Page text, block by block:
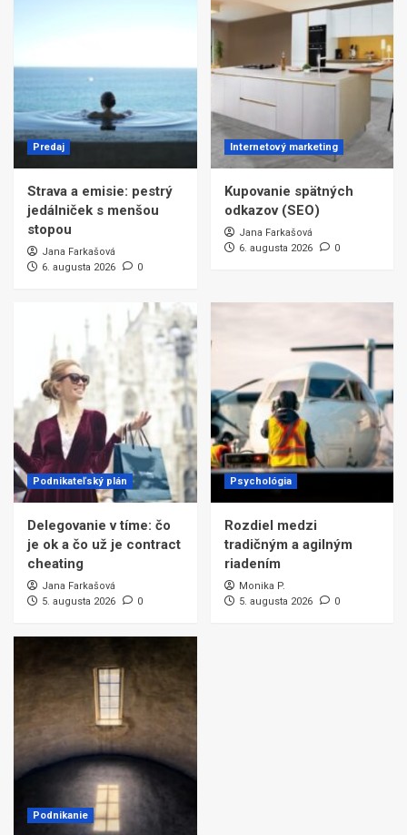
Predaj
Strava a emisie: pestrý
jedálniček s menšou
stopou
Jana Farkašová
6. augusta 2026
0
Internetový marketing
Kupovanie spätných
odkazov (SEO)
Jana Farkašová
6. augusta 2026
0
Podnikateľský plán
Delegovanie v tíme: čo
je ok a čo už je contract
cheating
Jana Farkašová
5. augusta 2026
0
Psychológia
Rozdiel medzi
tradičným a agilným
riadením
Monika P.
5. augusta 2026
0
Podnikanie